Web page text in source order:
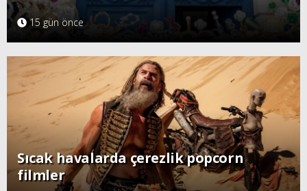
15 gün önce
Sıcak havalarda çerezlik popcorn
filmler